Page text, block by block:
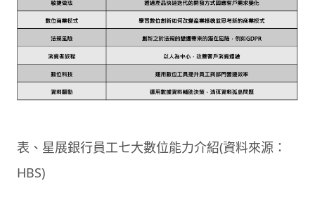
表、星展銀行員工七大數位能力介紹(資料來源：
HBS)